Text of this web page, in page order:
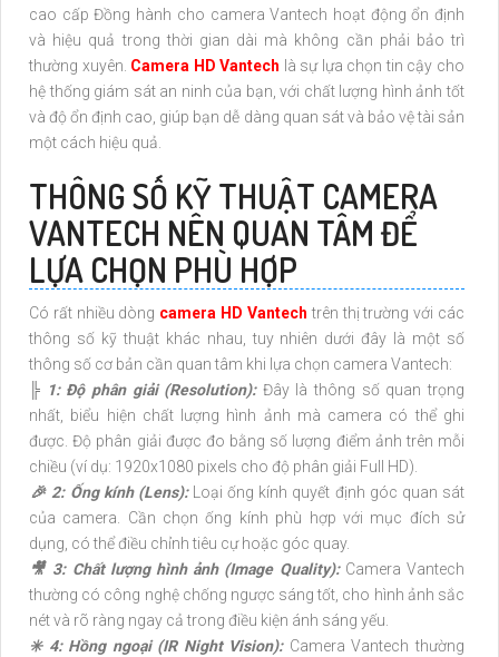
cao cấp Đồng hành cho camera Vantech hoạt động ổn định
và hiệu quả trong thời gian dài mà không cần phải bảo trì
thường xuyên. Camera HD Vantech là sự lựa chọn tin cậy cho
hệ thống giám sát an ninh của bạn, với chất lượng hình ảnh tốt
và độ ổn định cao, giúp bạn dễ dàng quan sát và bảo vệ tài sản
một cách hiệu quả.
THÔNG SỐ KỸ THUẬT CAMERA
VANTECH NÊN QUAN TÂM ĐỂ
LỰA CHỌN PHÙ HỢP
Có rất nhiều dòng camera HD Vantech trên thị trường với các
thông số kỹ thuật khác nhau, tuy nhiên dưới đây là một số
thông số cơ bản cần quan tâm khi lựa chọn camera Vantech:
╠ 1: Độ phân giải (Resolution): Đây là thông số quan trọng
nhất, biểu hiện chất lượng hình ảnh mà camera có thể ghi
được. Độ phân giải được đo bằng số lượng điểm ảnh trên mỗi
chiều (ví dụ: 1920x1080 pixels cho độ phân giải Full HD).
️🎉 2: Ống kính (Lens): Loại ống kính quyết định góc quan sát
của camera. Cần chọn ống kính phù hợp với mục đích sử
dụng, có thể điều chỉnh tiêu cự hoặc góc quay.
🎥 3: Chất lượng hình ảnh (Image Quality): Camera Vantech
thường có công nghệ chống ngược sáng tốt, cho hình ảnh sắc
nét và rõ ràng ngay cả trong điều kiện ánh sáng yếu.
✳️ 4: Hồng ngoại (IR Night Vision): Camera Vantech thường